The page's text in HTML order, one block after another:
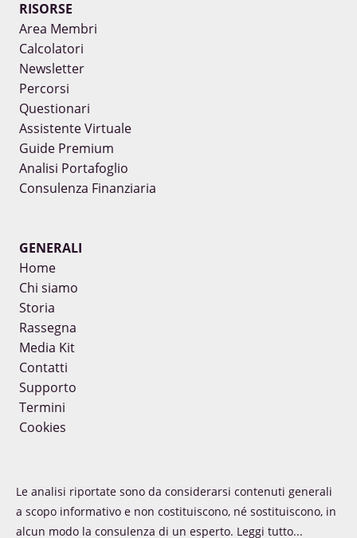
RISORSE
Area Membri
Calcolatori
Newsletter
Percorsi
Questionari
Assistente Virtuale
Guide Premium
Analisi Portafoglio
Consulenza Finanziaria
GENERALI
Home
Chi siamo
Storia
Rassegna
Media Kit
Contatti
Supporto
Termini
Cookies
Le analisi riportate sono da considerarsi contenuti generali
a scopo informativo e non costituiscono, né sostituiscono, in
alcun modo la consulenza di un esperto. Leggi tutto...